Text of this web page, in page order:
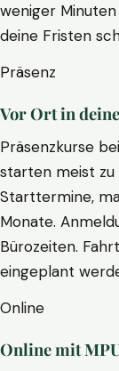
weniger
deine Fristen
Präsenz
Vor Ort in
Präsenzkurse
starten meist zu
Starttermine,
Monate.
Bürozeiten.
eingeplant
Online
Online mit